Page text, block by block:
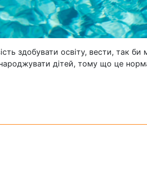
здобувати освіту, вести, так би
дітей, тому що це